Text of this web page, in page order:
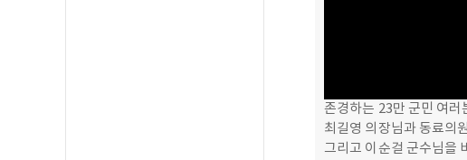
존경하는 23만 군민 여러
최길영 의장님과 동료의
그리고 이순걸 군수님을